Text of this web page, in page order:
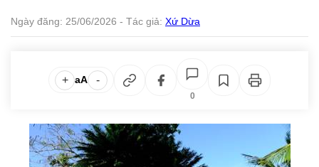
Ngày đăng: 25/06/2026 - Tác giả: Xứ Dừa
+ aA -
0